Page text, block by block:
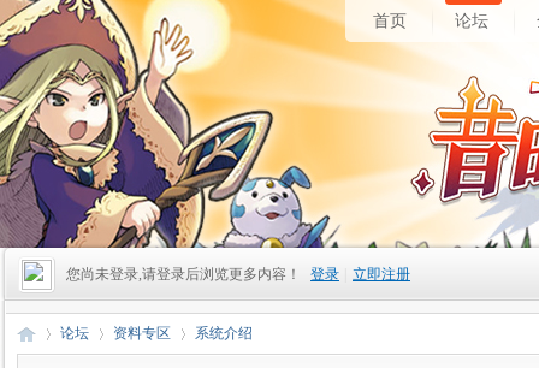
首页 论坛
您尚未登录,请登录后浏览更多内容！ 登录 立即注册
论坛 资料专区 系统介绍